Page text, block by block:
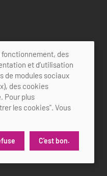
fonctionnement, des
et d’utilisation
de modules sociaux
des cookies
Pour plus
les cookies". Vous
C'est bon.